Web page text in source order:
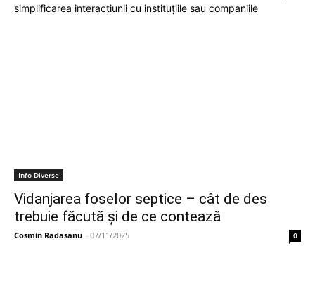
simplificarea interacțiunii cu instituțiile sau companiile
Info Diverse
Vidanjarea foselor septice – cât de des
trebuie făcută și de ce contează
Cosmin Radasanu - 07/11/2025 0